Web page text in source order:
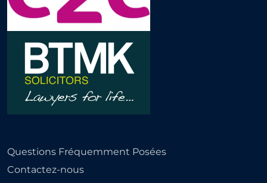
Questions Fréquemment Posées
Contactez-nous